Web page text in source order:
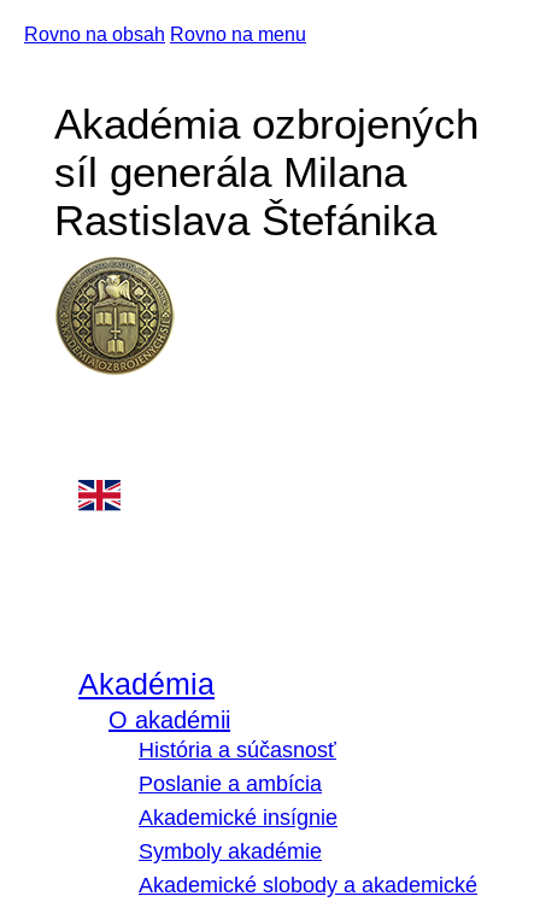
Rovno na obsah Rovno na menu
Akadémia ozbrojených
síl generála Milana
Rastislava Štefánika
Akadémia
O akadémii
História a súčasnosť
Poslanie a ambícia
Akademické insígnie
Symboly akadémie
Akademické slobody a akademické